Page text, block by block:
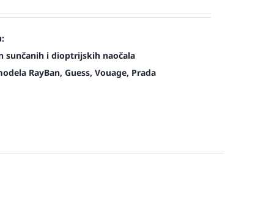
sunčanih i dioptrijskih naočala
RayBan, Guess, Vouage, Prada